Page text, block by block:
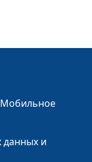
Центра
Мобильное
данных и